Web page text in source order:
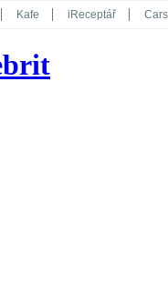
Kafe iReceptář Cars